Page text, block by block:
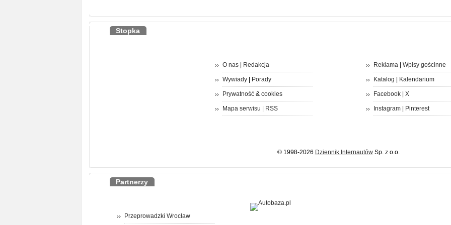
Stopka
O nas| Redakcja
Wywiady| Porady
Prywatność& cookies
Mapa serwisu RSS
Reklama| Wpisy gościnne
Katalog Kalendarium
Facebook| X
Instagram| Pinterest
© 1998-2026 Dziennik InternautówSp. z o.o.
Partnerzy
Przeprowadzki Wrocław